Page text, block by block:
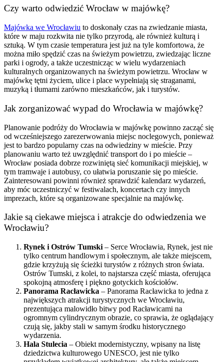
Czy warto odwiedzić Wrocław w majówkę?
Majówka we Wrocławiu to doskonały czas na zwiedzanie miasta,
które w maju rozkwita nie tylko przyrodą, ale również kulturą i
sztuką. W tym czasie temperatura jest już na tyle komfortowa, że
można miło spędzić czas na świeżym powietrzu, zwiedzając liczne
parki i ogrody, a także uczestnicząc w wielu wydarzeniach
kulturalnych organizowanych na świeżym powietrzu. Wrocław w
majówkę tętni życiem, ulice i place wypełniają się straganami,
muzyką i tłumami zarówno mieszkańców, jak i turystów.
Jak zorganizować wypad do Wrocławia w majówkę?
Planowanie podróży do Wrocławia w majówkę powinno zacząć się
od wcześniejszego zarezerwowania miejsc noclegowych, ponieważ
jest to bardzo popularny czas na odwiedziny w mieście. Przy
planowaniu warto też uwzględnić transport do i po mieście –
Wrocław posiada dobrze rozwiniętą sieć komunikacji miejskiej, w
tym tramwaje i autobusy, co ułatwia poruszanie się po mieście.
Zainteresowani powinni również sprawdzić kalendarz wydarzeń,
aby móc uczestniczyć w festiwalach, koncertach czy innych
imprezach, które są organizowane specjalnie na majówkę.
Jakie są ciekawe miejsca i atrakcje do odwiedzenia we
Wrocławiu?
Rynek i Ostrów Tumski – Serce Wrocławia, Rynek, jest nie
tylko centrum handlowym i społecznym, ale także miejscem,
gdzie krzyżują się ścieżki turystów z różnych stron świata.
Ostrów Tumski, z kolei, to najstarsza część miasta, oferująca
spokojną atmosferę i piękno gotyckich kościołów.
Panorama Racławicka – Panorama Racławicka to jedna z
największych atrakcji turystycznych we Wrocławiu,
prezentująca malowidło bitwy pod Racławicami na
ogromnym cylindrycznym obrazie, co sprawia, że oglądający
czują się, jakby stali w samym środku historycznego
wydarzenia.
Hala Stulecia – Obiekt modernistyczny, wpisany na listę
dziedzictwa kulturowego UNESCO, jest nie tylko